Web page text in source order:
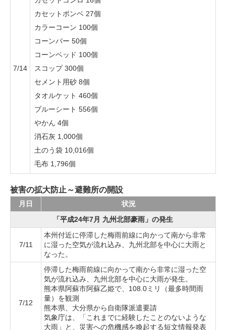
7/14
カセットボンベ 27個
カラーコーン 100個
コーンバー 50個
コーンベッド 100個
スコップ 300個
セメント用砂 8個
タオルケット 460個
ブルーシート 556個
やかん 4個
消石灰 1,000個
土のう袋 10,016個
毛布 1,796個
被害の拡大防止～避難所の開設
月日
状況
「平成24年7月 九州北部豪雨」の発生
7/11
本州付近に停滞した梅雨前線に向かって南から非常
に湿った空気が流れ込み、九州北部を中心に大雨と
なった。
7/12
停滞した梅雨前線に向かって南から非常に湿った空
気が流れ込み、九州北部を中心に大雨が発生。
熊本県阿蘇市阿蘇乙姫で、108.0ミリ（最多時間雨
量）を観測
熊本県、大分県から自衛隊派遣要請
気象庁は、「これまでに経験したことのないような
大雨」と、災害への危機感を喚起する短文情報発表